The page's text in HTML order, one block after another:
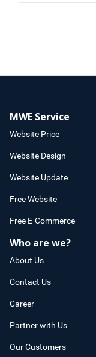
MWE Service
Website Price
Website Design
Website Update
Free Website
Free E-Commerce
Who are we?
About Us
Contact Us
Career
Partner with Us
Our Customers